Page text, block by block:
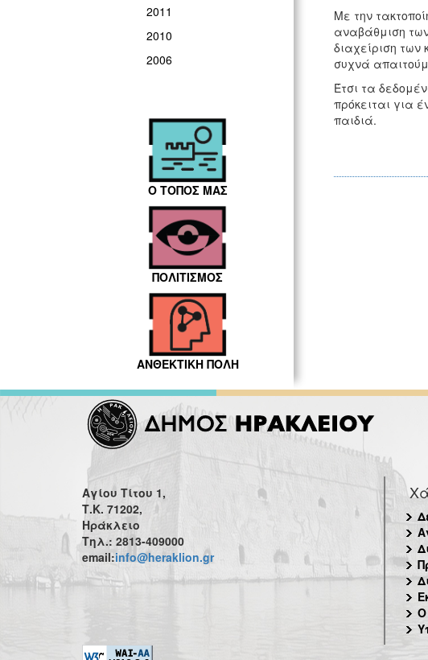
2011
2010
2006
Ο ΤΟΠΟΣ ΜΑΣ
ΠΟΛΙΤΙΣΜΟΣ
ΑΝΘΕΚΤΙΚΗ ΠΟΛΗ
Με την
αναβάθμιση
διαχείριση
συχνά
Έτσι τα
πρόκειται για
παιδιά.
Αγίου Τίτου 1,
Τ.Κ. 71202,
Ηράκλειο
Τηλ.: 2813-409000
email:info@heraklion.gr
Ο